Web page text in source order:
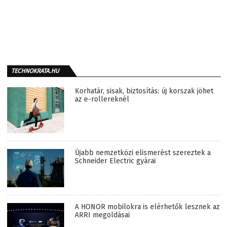
TECHNOKRATA.HU
Korhatár, sisak, biztosítás: új korszak jöhet
az e-rollereknél
Újabb nemzetközi elismerést szereztek a
Schneider Electric gyárai
A HONOR mobilokra is elérhetők lesznek az
ARRI megoldásai